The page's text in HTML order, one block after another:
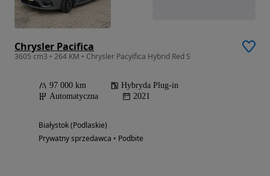
Chrysler Pacifica
3605 cm3 • 264 KM • Chrysler Pacyifica Hybrid Red S
97 000 km
Hybryda Plug-in
Automatyczna
2021
Białystok (Podlaskie)
Prywatny sprzedawca • Podbite